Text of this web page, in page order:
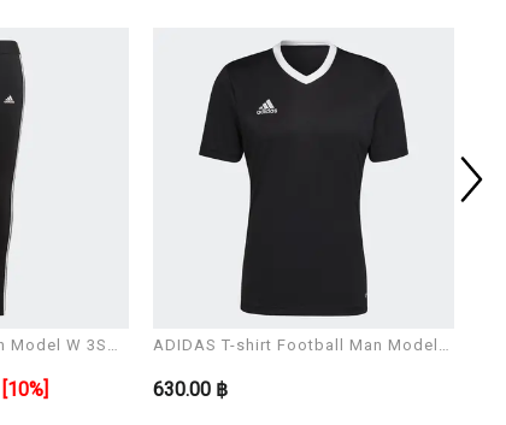
Model W 3S
[10%]
ADIDAS T-shirt Football Man Model
630.00 ฿